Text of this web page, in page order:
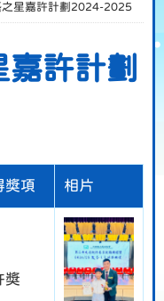
之星嘉許計劃2024-2025
許計劃
獎項 相片
獎